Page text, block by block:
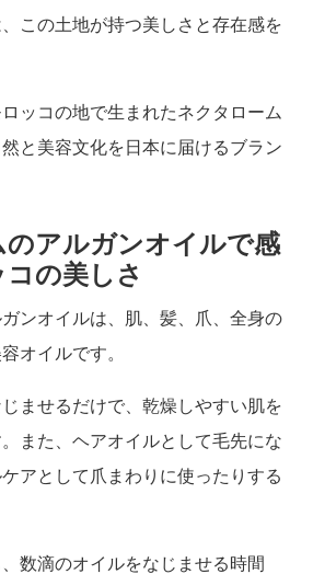
この土地が持つ美しさと存在感を
ッコの地で生まれたネクタローム
と美容文化を日本に届けるブラン
アルガンオイルで感
の美しさ
ンオイルは、肌、髪、爪、全身の
オイルです。
ませるだけで、乾燥しやすい肌を
また、ヘアオイルとして毛先にな
アとして爪まわりに使ったりする
数滴のオイルをなじませる時間